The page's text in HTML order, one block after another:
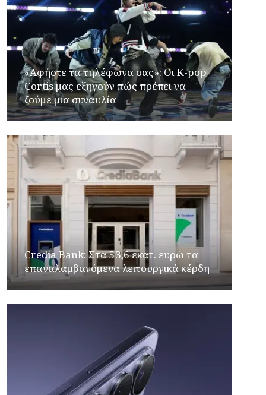
«Αφήστε τα τηλέφωνα σας»: Οι K-pop
Cortis μας εξηγούν πώς πρέπει να
ζούμε μια συναυλία
Credia Bank: Στα 53,6 εκατ. ευρώ τα
επαναλαμβανόμενα λειτουργικά κέρδη